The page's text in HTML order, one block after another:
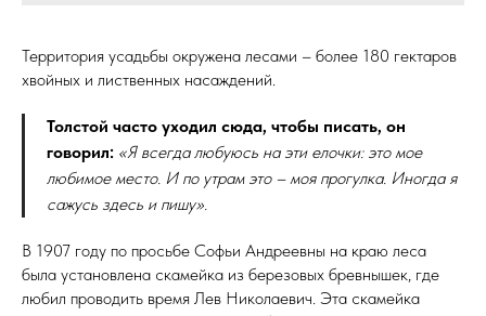
Территория усадьбы окружена лесами – более 180 гектаров
хвойных и лиственных насаждений.
Толстой часто уходил сюда, чтобы писать, он
говорил: «Я всегда любуюсь на эти елочки: это мое
любимое место. И по утрам это – моя прогулка. Иногда я
сажусь здесь и пишу».
В 1907 году по просьбе Софьи Андреевны на краю леса
была установлена скамейка из березовых бревнышек, где
любил проводить время Лев Николаевич. Эта скамейка